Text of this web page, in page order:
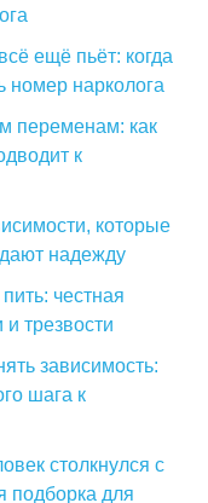
ещё пьёт: когда
номер нарколога
переменам: как
к
которые
надежду
честная
и трезвости
зависимость:
шага к
столкнулся с
подборка для